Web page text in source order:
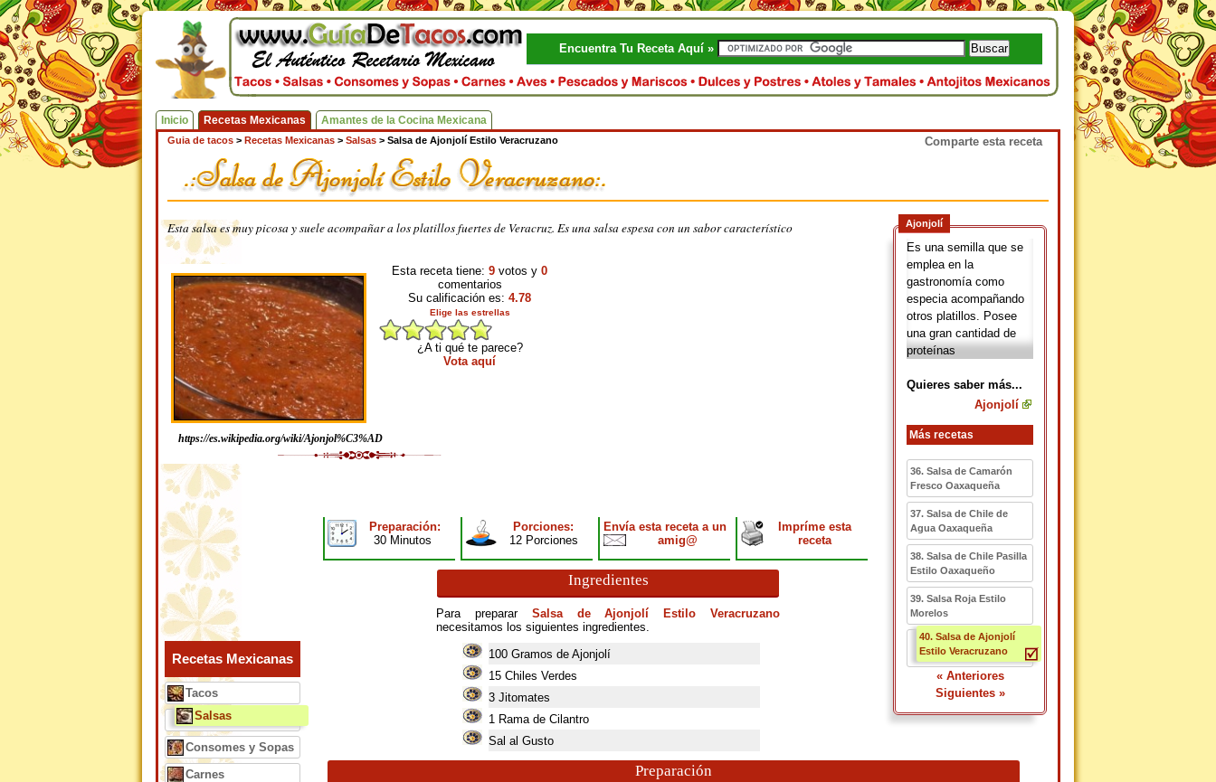
Encuentra Tu Receta Aquí »
Inicio Recetas Mexicanas Amantes de la Cocina Mexicana
Guia de tacos > Recetas Mexicanas > Salsas > Salsa de Ajonjolí Estilo Veracruzano
Esta salsa es muy picosa y suele acompañar a los platillos fuertes de Veracruz. Es una salsa espesa con un sabor característico
https://es.wikipedia.org/wiki/Ajonjol%C3%AD
Esta receta tiene: 9 votos y 0
comentarios
Su calificación es: 4.78
Elige las estrellas
¿A ti qué te parece?
Vota aquí
Ajonjolí
Es una semilla que se
emplea en la
gastronomía como
especia acompañando
otros platillos. Posee
una gran cantidad de
proteínas
Quieres saber más...
Ajonjolí
Más recetas
36. Salsa de Camarón
Fresco Oaxaqueña
37. Salsa de Chile de
Agua Oaxaqueña
38. Salsa de Chile Pasilla
Estilo Oaxaqueño
39. Salsa Roja Estilo
Morelos
40. Salsa de Ajonjolí
Estilo Veracruzano
« Anteriores
Siguientes »
Preparación:
30 Minutos
Porciones:
12 Porciones
Envía esta receta a un
amig@
Impríme esta
receta
Ingredientes
Para preparar Salsa de Ajonjolí Estilo Veracruzano
necesitamos los siguientes ingredientes.
100 Gramos de Ajonjolí
15 Chiles Verdes
3 Jitomates
1 Rama de Cilantro
Sal al Gusto
Preparación
Recetas Mexicanas
Tacos
Salsas
Consomes y Sopas
Carnes
Comparte esta receta